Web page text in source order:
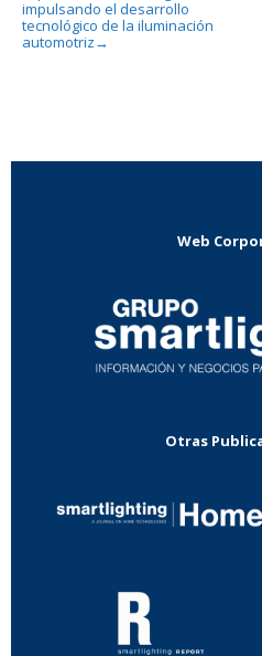
impulsando el desarrollo
tecnológico de la iluminación
automotriz →
Web
Otras